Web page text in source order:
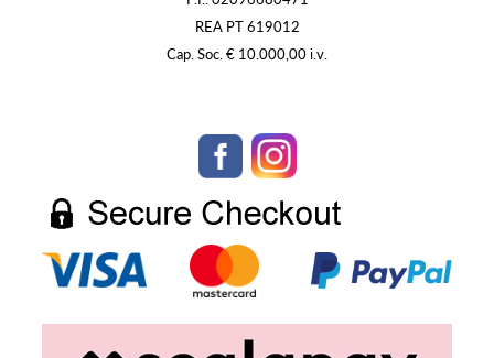
REA PT 619012
Cap. Soc. € 10.000,00 i.v.